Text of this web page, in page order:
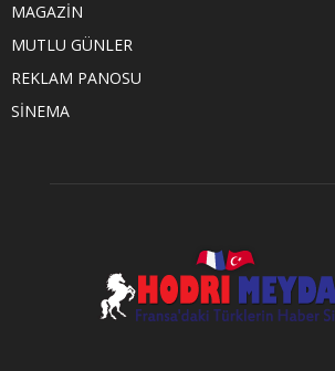
MAGAZİN
MUTLU GÜNLER
REKLAM PANOSU
SİNEMA